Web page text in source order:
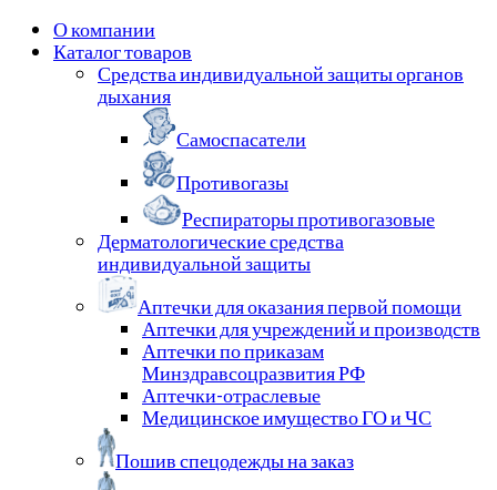
О компании
Каталог товаров
Средства индивидуальной защиты органов
дыхания
Самоспасатели
Противогазы
Респираторы противогазовые
Дерматологические средства
индивидуальной защиты
Аптечки для оказания первой помощи
Аптечки для учреждений и производств
Аптечки по приказам
Минздравсоцразвития РФ
Аптечки-отраслевые
Медицинское имущество ГО и ЧС
Пошив спецодежды на заказ